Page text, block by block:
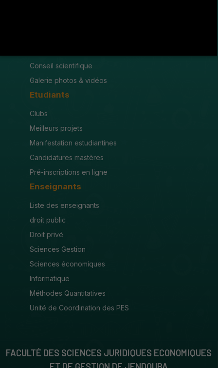
Conseil scientifique
Galerie photos & vidéos
Etudiants
Clubs
Meilleurs projets
Manifestation estudiantines
Candidatures mastères
Pré-inscriptions en ligne
Enseignants
Liste des enseignants
droit public
Droit privé
Sciences Gestion
Sciences économiques
Informatique
Méthodes Quantitatives
Unité de Coordination des PES
FACULTÉ DES SCIENCES JURIDIQUES ECONOMIQUES